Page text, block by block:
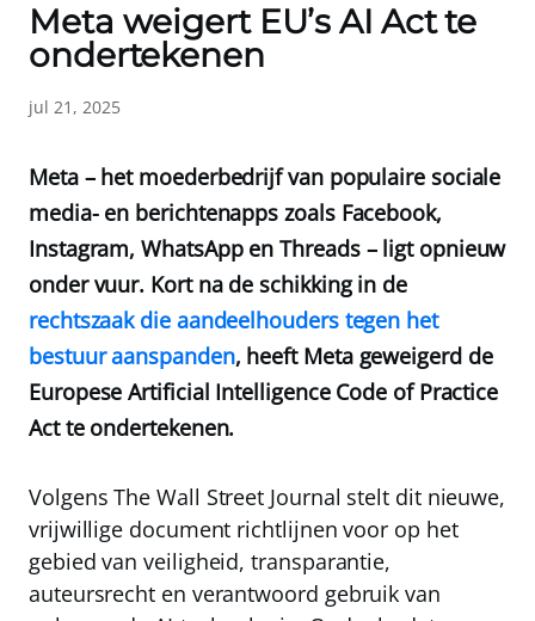
Meta weigert EU’s AI Act te
ondertekenen
jul 21, 2025
Meta – het moederbedrijf van populaire sociale
media- en berichtenapps zoals Facebook,
Instagram, WhatsApp en Threads – ligt opnieuw
onder vuur. Kort na de schikking in de
rechtszaak die aandeelhouders tegen het
bestuur aanspanden, heeft Meta geweigerd de
Europese Artificial Intelligence Code of Practice
Act te ondertekenen.
Volgens The Wall Street Journal stelt dit nieuwe,
vrijwillige document richtlijnen voor op het
gebied van veiligheid, transparantie,
auteursrecht en verantwoord gebruik van